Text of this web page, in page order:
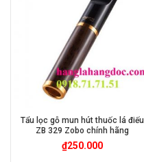
Tẩu lọc gỗ mun hút thuốc lá điếu
ZB 329 Zobo chính hãng
₫250.000